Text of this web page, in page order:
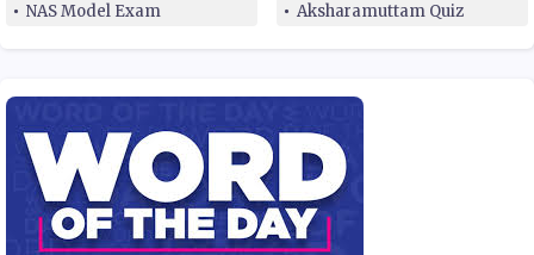
NAS Model Exam Aksharamuttam Quiz